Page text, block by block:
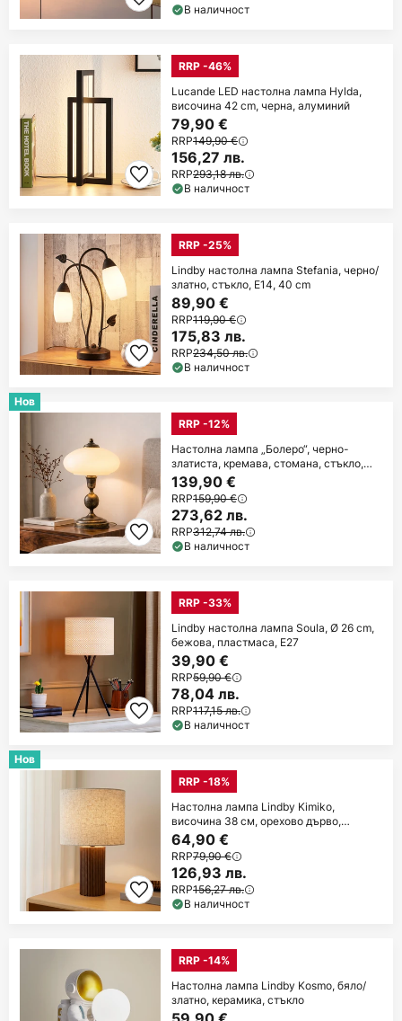
В наличност
RRP -46%
Lucande LED настолна лампа Hylda,
височина 42 cm, черна, алуминий
79,90 €
RRP149,90 €
156,27 лв.
RRP293,18 лв.
В наличност
RRP -25%
Lindby настолна лампа Stefania, черно/
златно, стъкло, E14, 40 cm
89,90 €
RRP119,90 €
175,83 лв.
RRP234,50 лв.
В наличност
Нов
RRP -12%
Настолна лампа „Болеро“, черно-
златиста, кремава, стомана, стъкло,
E14
139,90 €
RRP159,90 €
273,62 лв.
RRP312,74 лв.
В наличност
RRP -33%
Lindby настолна лампа Soula, Ø 26 cm,
бежова, пластмаса, E27
39,90 €
RRP59,90 €
78,04 лв.
RRP117,15 лв.
В наличност
Нов
RRP -18%
Настолна лампа Lindby Kimiko,
височина 38 см, орехово дърво,
текстил
64,90 €
RRP79,90 €
126,93 лв.
RRP156,27 лв.
В наличност
RRP -14%
Настолна лампа Lindby Kosmo, бяло/
златно, керамика, стъкло